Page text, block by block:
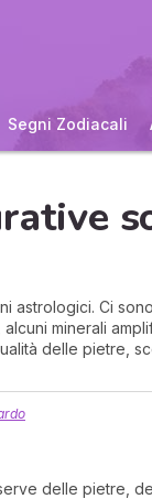
Segni Zodiacali
astrologici. Ci
minerali
delle pietre,
delle pietre,